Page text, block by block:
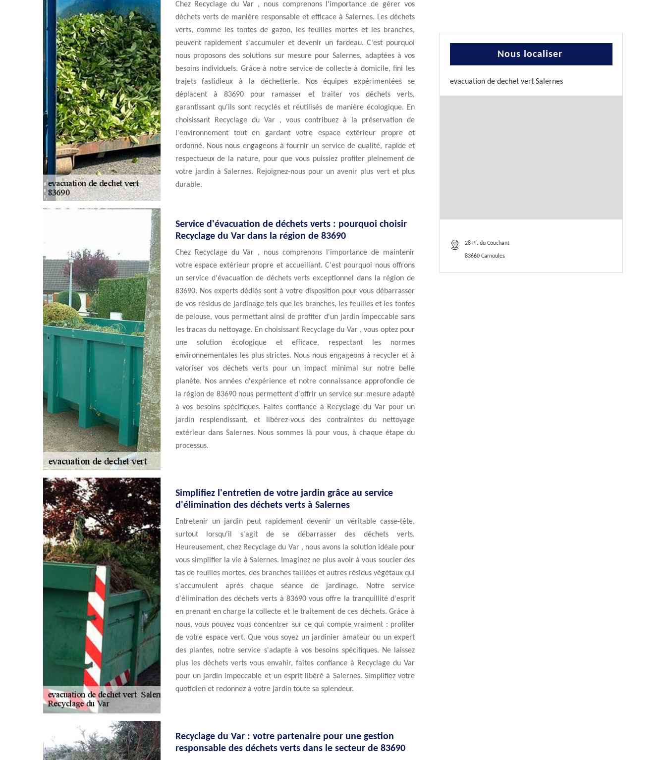
Chez Recyclage du Var , nous comprenons l'importance de gérer vos
déchets verts de manière responsable et efficace à Salernes. Les déchets
verts, comme les tontes de gazon, les feuilles mortes et les branches,
peuvent rapidement s'accumuler et devenir un fardeau. C’est pourquoi
nous proposons des solutions sur mesure pour Salernes, adaptées à vos
besoins individuels. Grâce à notre service de collecte à domicile, fini les
trajets fastidieux à la déchetterie. Nos équipes expérimentées se
déplacent à 83690 pour ramasser et traiter vos déchets verts,
garantissant qu'ils sont recyclés et réutilisés de manière écologique. En
choisissant Recyclage du Var , vous contribuez à la préservation de
l'environnement tout en gardant votre espace extérieur propre et
ordonné. Nous nous engageons à fournir un service de qualité, rapide et
respectueux de la nature, pour que vous puissiez profiter pleinement de
votre jardin à Salernes. Rejoignez-nous pour un avenir plus vert et plus
durable.
Service d'évacuation de déchets verts : pourquoi choisir
Recyclage du Var dans la région de 83690
Chez Recyclage du Var , nous comprenons l'importance de maintenir
votre espace extérieur propre et accueillant. C'est pourquoi nous offrons
un service d'évacuation de déchets verts exceptionnel dans la région de
83690. Nos experts dédiés sont à votre disposition pour vous débarrasser
de vos résidus de jardinage tels que les branches, les feuilles et les tontes
de pelouse, vous permettant ainsi de profiter d'un jardin impeccable sans
les tracas du nettoyage. En choisissant Recyclage du Var , vous optez pour
une solution écologique et efficace, respectant les normes
environnementales les plus strictes. Nous nous engageons à recycler et à
valoriser vos déchets verts pour un impact minimal sur notre belle
planète. Nos années d'expérience et notre connaissance approfondie de
la région de 83690 nous permettent d'offrir un service sur mesure adapté
à vos besoins spécifiques. Faites confiance à Recyclage du Var pour un
jardin resplendissant, et libérez-vous des contraintes du nettoyage
extérieur dans Salernes. Nous sommes là pour vous, à chaque étape du
processus.
Simplifiez l'entretien de votre jardin grâce au service
d'élimination des déchets verts à Salernes
Entretenir un jardin peut rapidement devenir un véritable casse-tête,
surtout lorsqu'il s'agit de se débarrasser des déchets verts.
Heureusement, chez Recyclage du Var , nous avons la solution idéale pour
vous simplifier la vie à Salernes. Imaginez ne plus avoir à vous soucier des
tas de feuilles mortes, des branches taillées et autres résidus végétaux qui
s'accumulent après chaque séance de jardinage. Notre service
d'élimination des déchets verts à 83690 vous offre la tranquillité d'esprit
en prenant en charge la collecte et le traitement de ces déchets. Grâce à
nous, vous pouvez vous concentrer sur ce qui compte vraiment : profiter
de votre espace vert. Que vous soyez un jardinier amateur ou un expert
des plantes, notre service s'adapte à vos besoins spécifiques. Ne laissez
plus les déchets verts vous envahir, faites confiance à Recyclage du Var
pour un jardin impeccable et un esprit libéré à Salernes. Simplifiez votre
quotidien et redonnez à votre jardin toute sa splendeur.
Recyclage du Var : votre partenaire pour une gestion
responsable des déchets verts dans le secteur de 83690
Nous localiser
evacuation de dechet vert Salernes
28 Pl. du Couchant
83660 Carnoules